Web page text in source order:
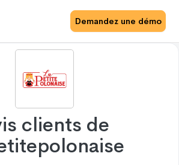
Demandez une démo
clients de